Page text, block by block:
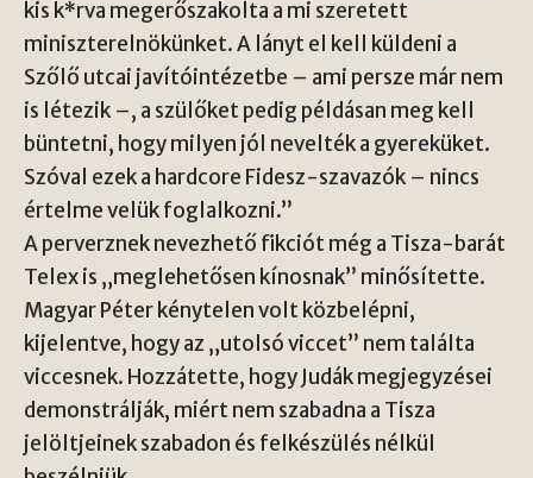
kis k*rva megerőszakolta a mi szeretett
miniszterelnökünket. A lányt el kell küldeni a
Szőlő utcai javítóintézetbe – ami persze már nem
is létezik –, a szülőket pedig példásan meg kell
büntetni, hogy milyen jól nevelték a gyereküket.
Szóval ezek a hardcore Fidesz-szavazók – nincs
értelme velük foglalkozni.”
A perverznek nevezhető fikciót még a Tisza-barát
Telex is „meglehetősen kínosnak” minősítette.
Magyar Péter kénytelen volt közbelépni,
kijelentve, hogy az „utolsó viccet” nem találta
viccesnek. Hozzátette, hogy Judák megjegyzései
demonstrálják, miért nem szabadna a Tisza
jelöltjeinek szabadon és felkészülés nélkül